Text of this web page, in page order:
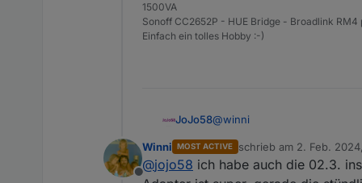
1500VA
Sonoff CC2652P - HUE Bridge - Broadlink
Einfach ein tolles Hobby :-)
JoJo58@winni
Moin, welche Version hast
0.2.3 installiert und damit
Winni MOST ACTIVE schrieb am 2. Feb.
zuletzt editiert von
@jojo58 ich habe auch die 02.3.